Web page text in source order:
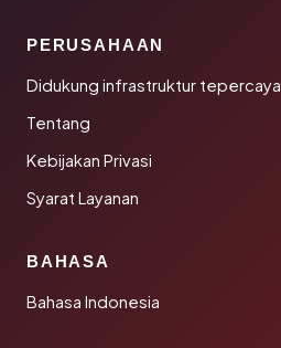
PERUSAHAAN
Didukung infrastruktur tepercaya
Tentang
Kebijakan Privasi
Syarat Layanan
BAHASA
Bahasa Indonesia